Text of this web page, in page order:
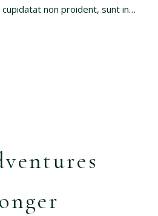
non proident, sunt in…